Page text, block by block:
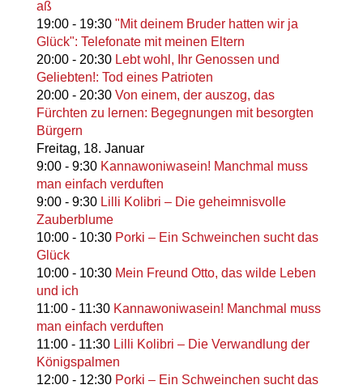
aß
19:00- 19:30 "Mit deinem Bruder hatten wir ja
Glück": Telefonate mit meinen Eltern
20:00- 20:30 Lebt wohl, Ihr Genossen und
Geliebten!: Tod eines Patrioten
20:00- 20:30 Von einem, der auszog, das
Fürchten zu lernen: Begegnungen mit besorgten
Bürgern
Freitag, 18. Januar
9:00- 9:30 Kannawoniwasein! Manchmal muss
man einfach verduften
9:00- 9:30 Lilli Kolibri – Die geheimnisvolle
Zauberblume
10:00- 10:30 Porki – Ein Schweinchen sucht das
Glück
10:00- 10:30 Mein Freund Otto, das wilde Leben
und ich
11:00- 11:30 Kannawoniwasein! Manchmal muss
man einfach verduften
11:00- 11:30 Lilli Kolibri – Die Verwandlung der
Königspalmen
12:00- 12:30 Porki – Ein Schweinchen sucht das